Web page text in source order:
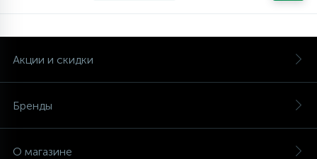
Акции и скидки
Бренды
О магазине